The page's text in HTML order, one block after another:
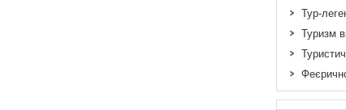
Тур-
Туризм